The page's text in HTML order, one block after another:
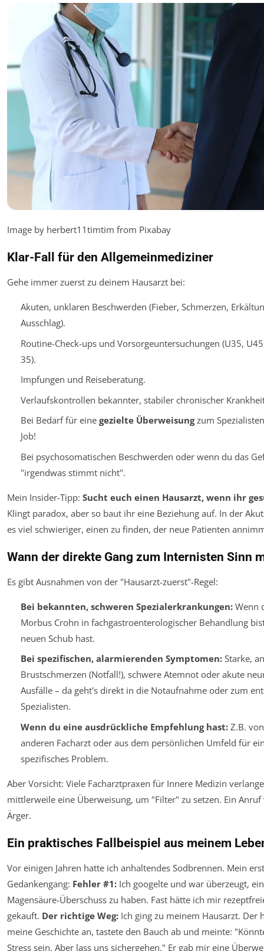
Image by herbert11timtim from Pixabay
Klar-Fall für den Allgemeinmediziner
Gehe immer zuerst zu deinem Hausarzt bei:
Akuten, unklaren Beschwerden (Fieber, Schmerzen,
Ausschlag).
Routine-Check-ups und Vorsorgeuntersuchungen (U35,
35).
Impfungen und Reiseberatung.
Verlaufskontrollen bekannter, stabiler chronischer
Bei Bedarf für eine gezielte Überweisungzum
Job!
Bei psychosomatischen Beschwerden oder wenn du das
"irgendwas stimmt nicht".
Mein Insider-Tipp: Sucht euch einen Hausarzt, wenn ihr
Klingt paradox, aber so baut ihr eine Beziehung auf. In der
es viel schwieriger, einen zu finden, der neue Patienten
Wann der direkte Gang zum Internisten Sinn
Es gibt Ausnahmen von der "Hausarzt-zuerst"-Regel:
Bei bekannten, schweren Spezialerkrankungen:Wenn
Morbus Crohn in fachgastroenterologischer Behandlung
neuen Schub hast.
Bei spezifischen, alarmierenden Symptomen:Starke,
Brustschmerzen (Notfall!), schwere Atemnot oder akute
Ausfälle – da geht's direkt in die Notaufnahme oder zum
Spezialisten.
Wenn du eine ausdrückliche Empfehlung hast:Z.B.
anderen Facharzt oder aus dem persönlichen Umfeld für
spezifisches Problem.
Aber Vorsicht: Viele Facharztpraxen für Innere Medizin
mittlerweile eine Überweisung, um "Filter" zu setzen. Ein
Ärger.
Ein praktisches Fallbeispiel aus meinem
Vor einigen Jahren hatte ich anhaltendes Sodbrennen. Mein
Gedankengang: Fehler #1: Ich googelte und war überzeugt,
Magensäure-Überschuss zu haben. Fast hätte ich mir
gekauft. Der richtige Weg: Ich ging zu meinem Hausarzt. Der
meine Geschichte an, tastete den Bauch ab und meinte:
Stress sein. Aber lass uns sichergehen." Er gab mir eine